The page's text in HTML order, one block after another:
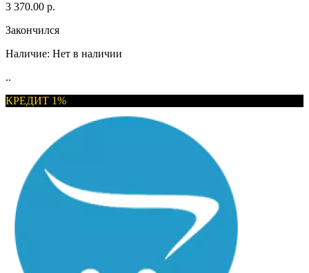
3 370.00 р.
Закончился
Наличие: Нет в наличии
..
КРЕДИТ 1%